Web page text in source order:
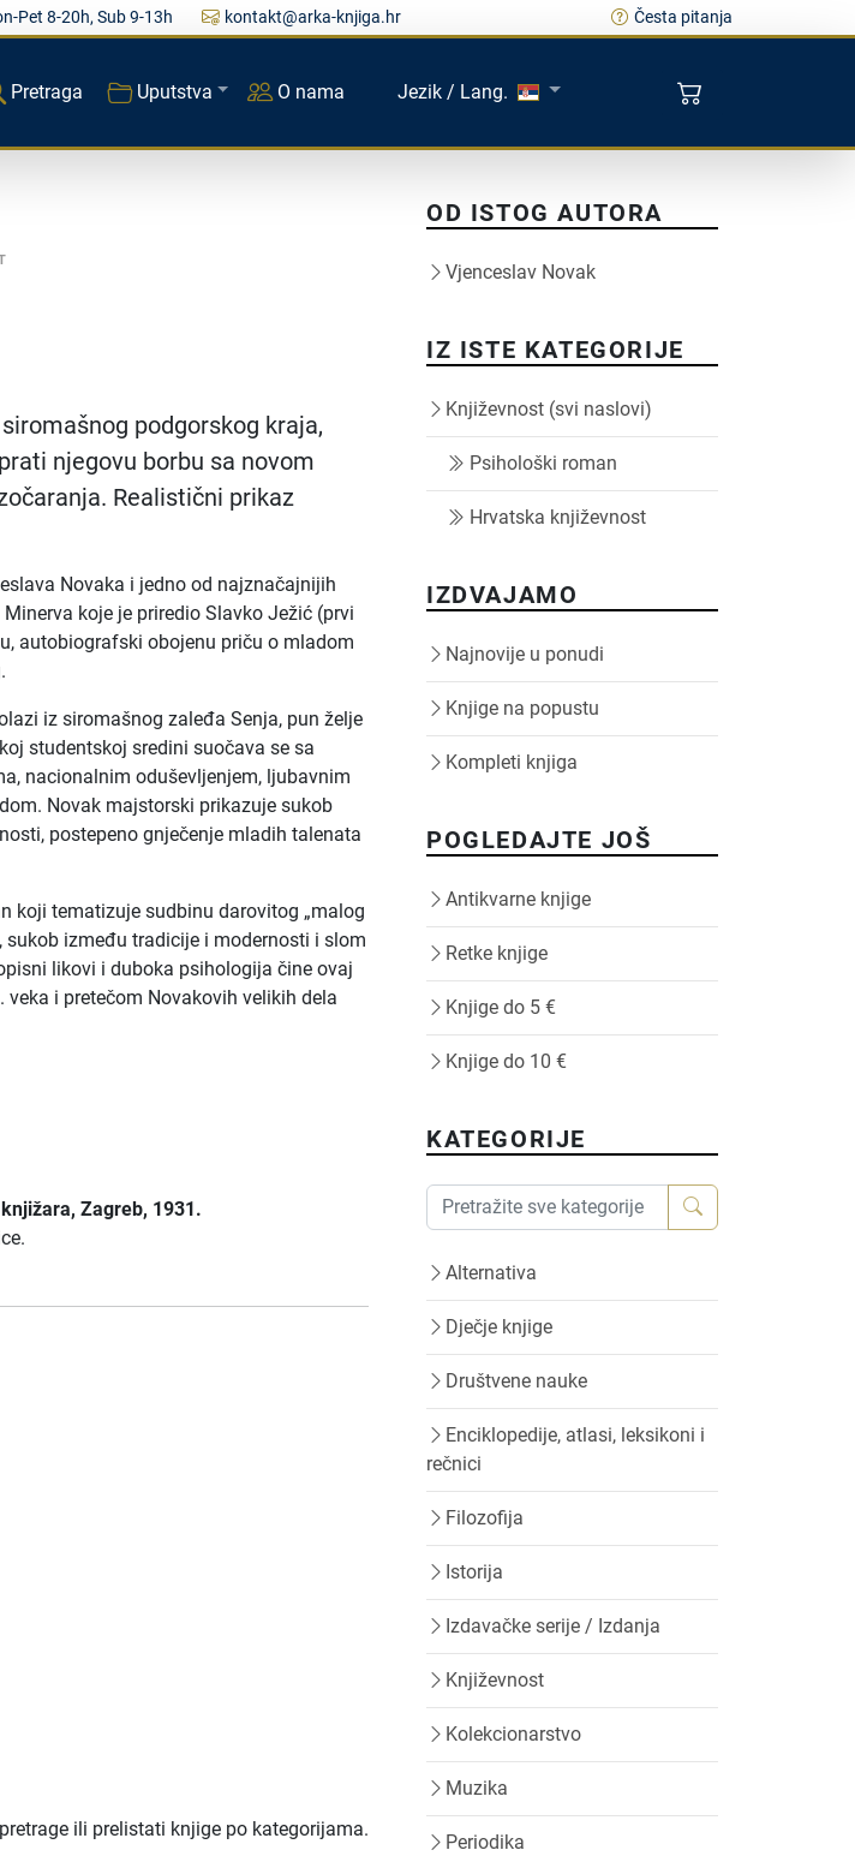
Pet 8-20h, Sub 9-13h kontakt@arka-knjiga.hr Česta pitanja
Pretraga Uputstva O nama Jezik / Lang.
podgorskog kraja,
njegovu borbu sa novom
Realistični prikaz
Novaka i jedno od najznačajnijih
koje je priredio Slavko Ježić (prvi
autobiografski obojenu priču o mladom
iz siromašnog zaleđa Senja, pun želje
studentskoj sredini suočava se sa
nacionalnim oduševljenjem, ljubavnim
Novak majstorski prikazuje sukob
postepeno gnječenje mladih talenata
koji tematizuje sudbinu darovitog „malog
sukob između tradicije i modernosti i slom
likovi i duboka psihologija čine ovaj
i pretečom Novakovih velikih dela
, Zagreb, 1931.
ili prelistati knjige po kategorijama.
OD ISTOG AUTORA
Vjenceslav Novak
IZ ISTE KATEGORIJE
Književnost (svi naslovi)
Psihološki roman
Hrvatska književnost
IZDVAJAMO
Najnovije u ponudi
Knjige na popustu
Kompleti knjiga
POGLEDAJTE JOŠ
Antikvarne knjige
Retke knjige
Knjige do 5 €
Knjige do 10 €
KATEGORIJE
Alternativa
Dječje knjige
Društvene nauke
Enciklopedije, atlasi, leksikoni i
rečnici
Filozofija
Istorija
Izdavačke serije / Izdanja
Književnost
Kolekcionarstvo
Muzika
Periodika